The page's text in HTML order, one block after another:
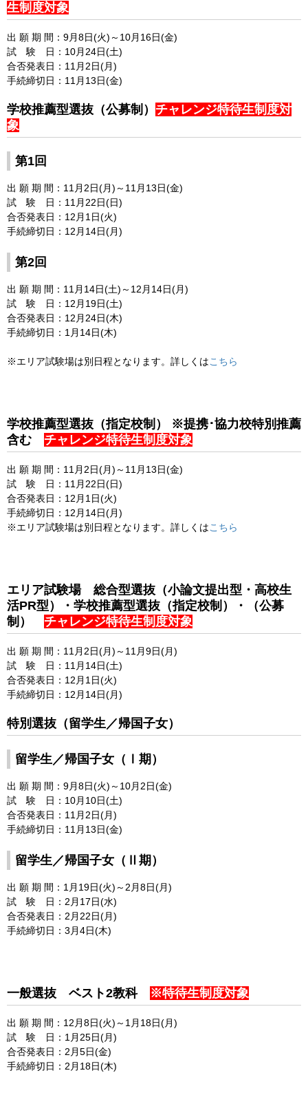
生制度対象
出 願 期 間：9月8日(火)～10月16日(金)
試 験 日：10月24日(土)
合否発表日：11月2日(月)
手続締切日：11月13日(金)
学校推薦型選抜（公募制） チャレンジ特待生制度対
象
第1回
出 願 期 間：11月2日(月)～11月13日(金)
試 験 日：11月22日(日)
合否発表日：12月1日(火)
手続締切日：12月14日(月)
第2回
出 願 期 間：11月14日(土)～12月14日(月)
試 験 日：12月19日(土)
合否発表日：12月24日(木)
手続締切日：1月14日(木)
※エリア試験場は別日程となります。詳しくはこちら
学校推薦型選抜（指定校制） ※提携･協力校特別推薦
含む チャレンジ特待生制度対象
出 願 期 間：11月2日(月)～11月13日(金)
試 験 日：11月22日(日)
合否発表日：12月1日(火)
手続締切日：12月14日(月)
※エリア試験場は別日程となります。詳しくはこちら
エリア試験場 総合型選抜（小論文提出型・高校生
活PR型）・学校推薦型選抜（指定校制）・（公募
制） チャレンジ特待生制度対象
出 願 期 間：11月2日(月)～11月9日(月)
試 験 日：11月14日(土)
合否発表日：12月1日(火)
手続締切日：12月14日(月)
特別選抜（留学生／帰国子女）
留学生／帰国子女（Ⅰ期）
出 願 期 間：9月8日(火)～10月2日(金)
試 験 日：10月10日(土)
合否発表日：11月2日(月)
手続締切日：11月13日(金)
留学生／帰国子女（Ⅱ期）
出 願 期 間：1月19日(火)～2月8日(月)
試 験 日：2月17日(水)
合否発表日：2月22日(月)
手続締切日：3月4日(木)
一般選抜 ベスト2教科 ※特待生制度対象
出 願 期 間：12月8日(火)～1月18日(月)
試 験 日：1月25日(月)
合否発表日：2月5日(金)
手続締切日：2月18日(木)